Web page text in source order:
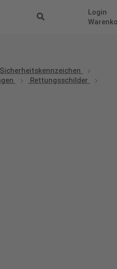
Login
Rettungsschilder